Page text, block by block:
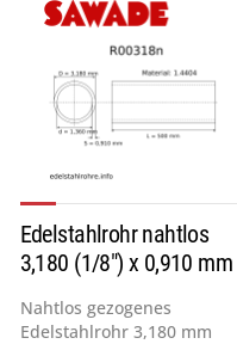
Edelstahlrohr nahtlos
3,180 (1/8") x 0,910 mm
Nahtlos gezogenes
Edelstahlrohr 3,180 mm